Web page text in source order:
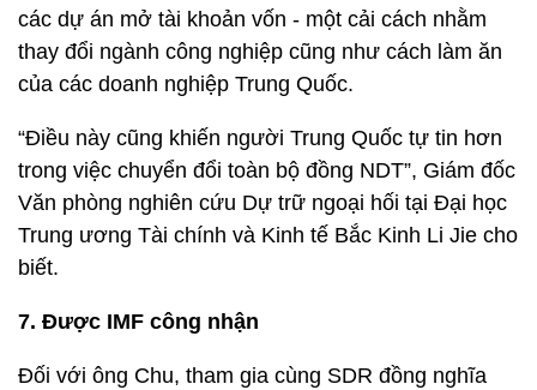
các dự án mở tài khoản vốn - một cải cách nhằm
thay đổi ngành công nghiệp cũng như cách làm ăn
của các doanh nghiệp Trung Quốc.
“Điều này cũng khiến người Trung Quốc tự tin hơn
trong việc chuyển đổi toàn bộ đồng NDT”, Giám đốc
Văn phòng nghiên cứu Dự trữ ngoại hối tại Đại học
Trung ương Tài chính và Kinh tế Bắc Kinh Li Jie cho
biết.
7. Được IMF công nhận
Đối với ông Chu, tham gia cùng SDR đồng nghĩa